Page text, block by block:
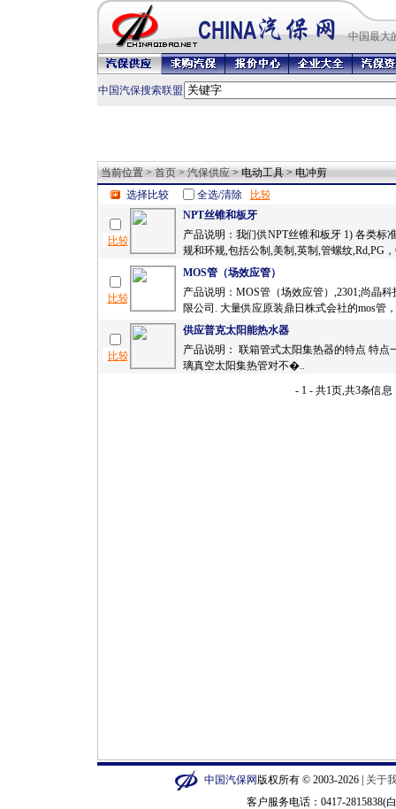
中国最大
中国汽保搜索联盟
当前位置 > 首页 > 汽保供应 > 电动工具 > 电冲剪
选择比较
全选/清除
NPT丝锥和板牙
产品说明：我们供NPT丝锥和板牙 1) 各类标
规和环规,包括公制,美制,英制,管螺纹,Rd,PG
MOS管（场效应管）
产品说明：MOS管（场效应管）,2301;尚晶
限公司. 大量供应原装鼎日株式会社的mos管
供应普克太阳能热水器
产品说明： 联箱管式太阳集热器的特点 特点
璃真空太阳集热管对不�..
- 1 - 共1页,共3条信息
中国汽保网版权所有 © 2003-2026 | 关于
客户服务电话：0417-